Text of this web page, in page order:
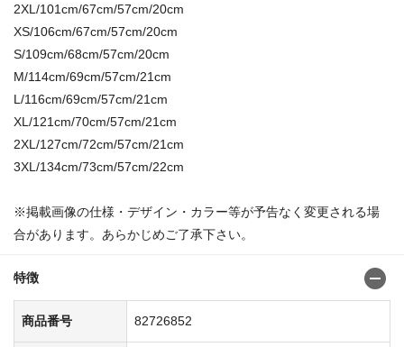
2XL/101cm/67cm/57cm/20cm
XS/106cm/67cm/57cm/20cm
S/109cm/68cm/57cm/20cm
M/114cm/69cm/57cm/21cm
L/116cm/69cm/57cm/21cm
XL/121cm/70cm/57cm/21cm
2XL/127cm/72cm/57cm/21cm
3XL/134cm/73cm/57cm/22cm
※掲載画像の仕様・デザイン・カラー等が予告なく変更される場
合があります。あらかじめご了承下さい。
特徴
商品番号 82726852